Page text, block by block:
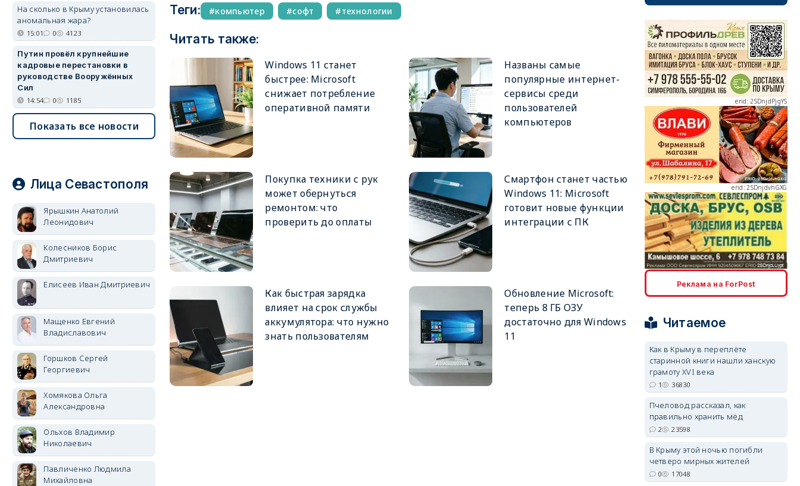
Теги: компьютер софт технологии
Читать также:
Windows 11 станет
быстрее: Microsoft
снижает потребление
оперативной памяти
Названы самые
популярные интернет-
сервисы среди
пользователей
компьютеров
Покупка техники с рук
может обернуться
ремонтом: что
проверить до оплаты
Смартфон станет частью
Windows 11: Microsoft
готовит новые функции
интеграции с ПК
Как быстрая зарядка
влияет на срок службы
аккумулятора: что нужно
знать пользователям
Обновление Microsoft:
теперь 8 ГБ ОЗУ
достаточно для Windows
11
На сколько в Крыму установилась
аномальная жара?
15:01 0 4123
Путин провёл крупнейшие
кадровые перестановки в
руководстве Вооружённых
Сил
14:54 0 1185
Показать все новости
Лица Севастополя
Ярышкин Анатолий
Леонидович
Колесников Борис
Дмитриевич
Елисеев Иван Дмитриевич
Мащенко Евгений
Владиславович
Горшков Сергей
Георгиевич
Хомякова Ольга
Александровна
Ольхов Владимир
Николаевич
Павличенко Людмила
Михайловна
erid: 2SDnjdPjgYS
erid: 2SDnjdvhGXG
erid: 2SDnjcLUypt
erid: 2SDnjcrDNw6
erid: 2SDnjdPjgYS
Реклама на ForPost
Читаемое
Как в Крыму в переплёте
старинной книги нашли ханскую
грамоту XVI века
1 36830
Пчеловод рассказал, как
правильно хранить мёд
2 23598
В Крыму этой ночью погибли
четверо мирных жителей
0 17048